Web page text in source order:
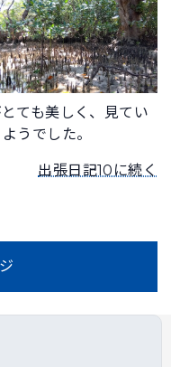
ても美しく、見てい
うでした。
出張日記10に続く